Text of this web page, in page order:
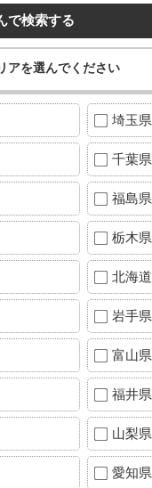
で検索する
アを選んでください
埼玉県
千葉県
福島県
栃木県
北海道
岩手県
富山県
福井県
山梨県
愛知県